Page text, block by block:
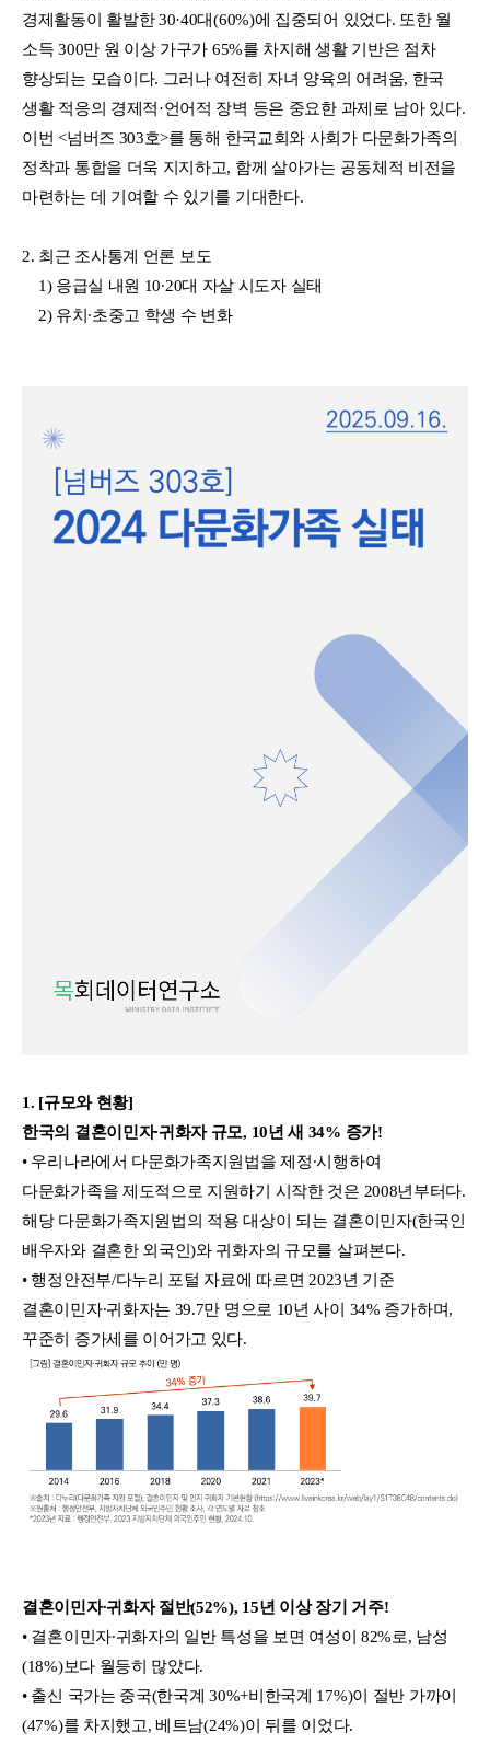
경제활동이 활발한 30·40대(60%)에 집중되어 있었다. 또한 월
소득 300만 원 이상 가구가 65%를 차지해 생활 기반은 점차
향상되는 모습이다. 그러나 여전히 자녀 양육의 어려움, 한국
생활 적응의 경제적·언어적 장벽 등은 중요한 과제로 남아 있다.
이번 <넘버즈 303호>를 통해 한국교회와 사회가 다문화가족의
정착과 통합을 더욱 지지하고, 함께 살아가는 공동체적 비전을
마련하는 데 기여할 수 있기를 기대한다.
2. 최근 조사통계 언론 보도
1) 응급실 내원 10∙20대 자살 시도자 실태
2) 유치∙초중고 학생 수 변화
1. [규모와 현황]
한국의 결혼이민자∙귀화자 규모, 10년 새 34% 증가!
• 우리나라에서 다문화가족지원법을 제정∙시행하여
다문화가족을 제도적으로 지원하기 시작한 것은 2008년부터다.
해당 다문화가족지원법의 적용 대상이 되는 결혼이민자(한국인
배우자와 결혼한 외국인)와 귀화자의 규모를 살펴본다.
• 행정안전부/다누리 포털 자료에 따르면 2023년 기준
결혼이민자∙귀화자는 39.7만 명으로 10년 사이 34% 증가하며,
꾸준히 증가세를 이어가고 있다.
결혼이민자∙귀화자 절반(52%), 15년 이상 장기 거주!
• 결혼이민자∙귀화자의 일반 특성을 보면 여성이 82%로, 남성
(18%)보다 월등히 많았다.
• 출신 국가는 중국(한국계 30%+비한국계 17%)이 절반 가까이
(47%)를 차지했고, 베트남(24%)이 뒤를 이었다.